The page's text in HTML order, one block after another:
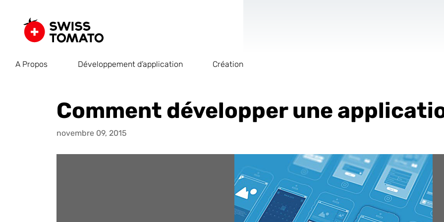
A Propos Développement d’application Création
Comment développer une
novembre 09, 2015